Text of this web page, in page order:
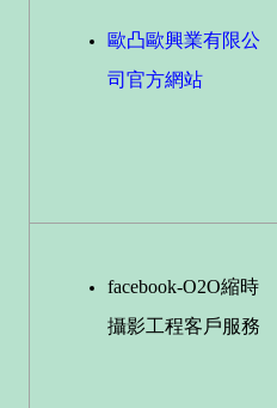
歐凸歐興業有限公
司官方網站
facebook-O2O縮時
攝影工程客戶服務